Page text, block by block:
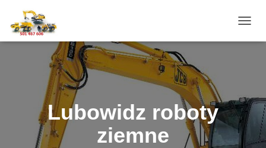
Lubowidz roboty
ziemne